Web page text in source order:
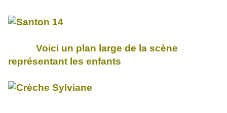
Voici un plan large de la scène
représentant les enfants